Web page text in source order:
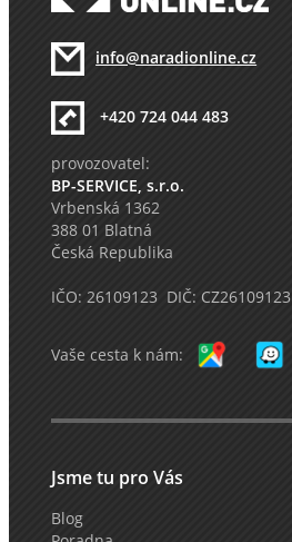
info@naradionline.cz
+420 724 044 483
provozovatel:
BP-SERVICE, s.r.o.
Vrbenská 1362
388 01 Blatná
Česká Republika
IČO: 26109123 DIČ: CZ26109123
Vaše cesta k nám:
Jsme tu pro Vás
Blog